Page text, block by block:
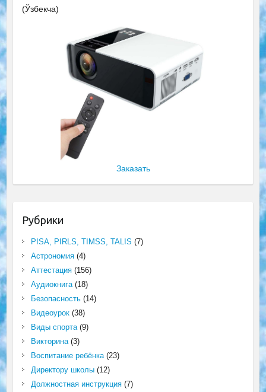
(Ўзбекча)
Заказать
Рубрики
PISA, PIRLS, TIMSS, TALIS (7)
Астрономия(4)
Аттестация(156)
Аудиокнига(18)
Безопасность(14)
Видеоурок(38)
Виды спорта(9)
Викторина(3)
Воспитание ребёнка(23)
Директору школы(12)
Должностная инструкция(7)